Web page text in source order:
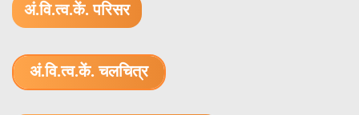
अं.वि.त्व.कें. परिसर
अं.वि.त्व.कें. चलचित्र